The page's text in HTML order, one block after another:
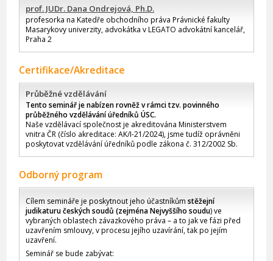
prof. JUDr. Dana Ondrejová, Ph.D.
profesorka na Katedře obchodního práva Právnické fakulty
Masarykovy univerzity, advokátka v LEGATO advokátní kancelář,
Praha 2
Certifikace/Akreditace
Průběžné vzdělávání
Tento seminář je nabízen rovněž v rámci tzv. povinného
průběžného vzdělávání úředníků ÚSC.
Naše vzdělávací společnost je akreditována Ministerstvem
vnitra ČR (číslo akreditace: AK/I-21/2024), jsme tudíž oprávněni
poskytovat vzdělávání úředníků podle zákona č. 312/2002 Sb.
Odborný program
Cílem semináře je poskytnout jeho účastníkům stěžejní
judikaturu českých soudů (zejména Nejvyššího soudu) ve
vybraných oblastech závazkového práva – a to jak ve fázi před
uzavřením smlouvy, v procesu jejího uzavírání, tak po jejím
uzavření.
Seminář se bude zabývat: